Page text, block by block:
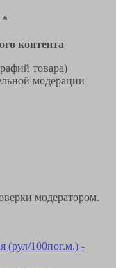
*
контента
товара)
модерации
модератором.